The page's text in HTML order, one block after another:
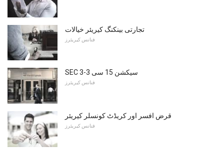
تجارتی بینکنگ کیریئر خیالات
فنانس کیریئرز
SEC سیکشن 15 سی 3-3
فنانس کیریئرز
قرض افسر اور کریڈٹ کونسلر کیریئر
فنانس کیریئرز